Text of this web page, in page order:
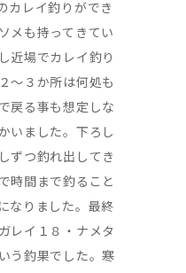
カレイ釣りができ
メも持ってきてい
近場でカレイ釣り
～３か所は何処も
戻る事も想定しな
いました。下ろし
ずつ釣れ出してき
時間まで釣ること
なりました。最終
レイ１８・ナメタ
う釣果でした。寒